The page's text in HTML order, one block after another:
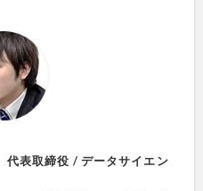
表取締役 / データサイエン